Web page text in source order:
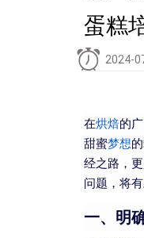
蛋糕
2024-
在烘焙的
甜蜜梦想
经之路，
问题，将
一、明